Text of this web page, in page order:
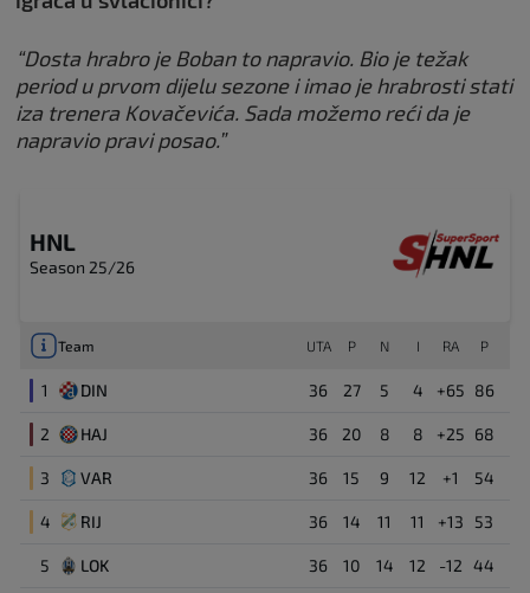
“Dosta hrabro je Boban to napravio. Bio je težak
period u prvom dijelu sezone i imao je hrabrosti stati
iza trenera Kovačevića. Sada možemo reći da je
napravio pravi posao.”
HNL
Season 25/26
Team UTA P N I RA P
1 DIN 36 27 5 4 +65 86
2 HAJ 36 20 8 8 +25 68
3 VAR 36 15 9 12 +1 54
4 RIJ 36 14 11 11 +13 53
5 LOK 36 10 14 12 -12 44